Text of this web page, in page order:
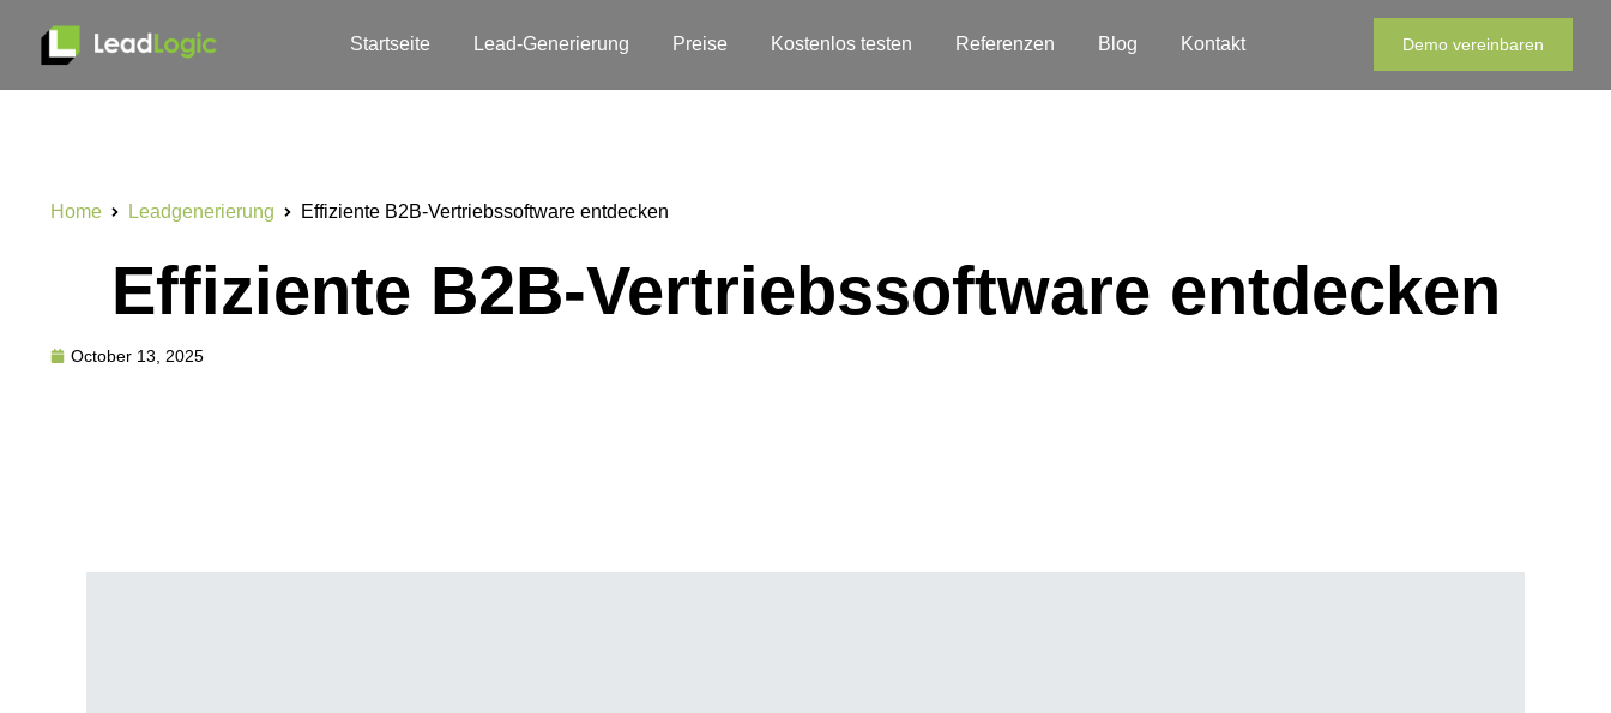
Startseite Lead-Generierung Preise Kostenlos testen Referenzen Blog Kontakt Demo vereinbaren
Home Leadgenerierung Effiziente B2B-Vertriebssoftware entdecken
Effiziente B2B-Vertriebssoftware entdecken
October 13, 2025